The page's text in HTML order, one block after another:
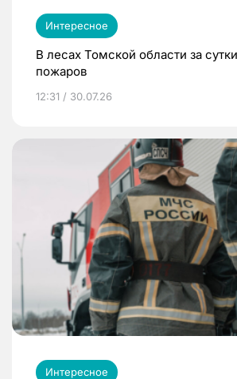
Интересное
В лесах Томской области за
пожаров
12:31 / 30.07.26
Интересное